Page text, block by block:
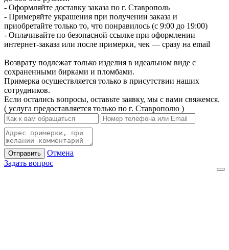
- Оформляйте доставку заказа по г. Ставрополь
- Примеряйте украшения при получении заказа и
приобретайте только то, что понравилось (с 9:00 до 19:00)
- Оплачивайте по безопасной ссылке при оформлении
интернет-заказа или после примерки, чек — сразу на email
Возврату подлежат только изделия в идеальном виде с
сохраненными бирками и пломбами.
Примерка осуществляется только в присутствии наших
сотрудников.
Если остались вопросы, оставьте заявку, мы с вами свяжемся.
( услуга предоставляется только по г. Ставрополю )
Отправить
Отмена
Задать вопрос